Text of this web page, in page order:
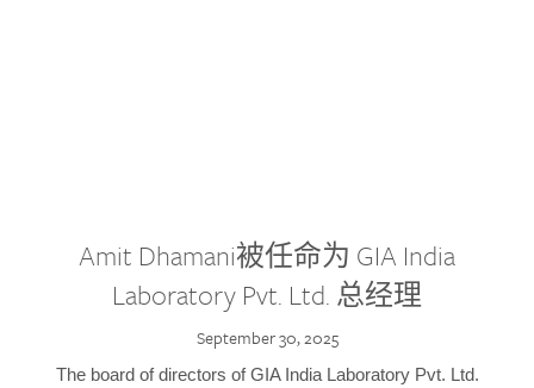
Amit Dhamani被任命为 GIA India
Laboratory Pvt. Ltd. 总经理
September 30, 2025
The board of directors of GIA India Laboratory Pvt. Ltd.